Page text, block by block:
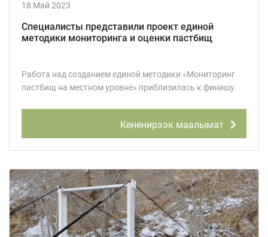
18 Май 2023
Специалисты представили проект единой
методики мониторинга и оценки пастбищ
Работа над созданием единой методики «Мониторинг
пастбищ на местном уровне» приблизилась к финишу.
Кененирээк маалымат